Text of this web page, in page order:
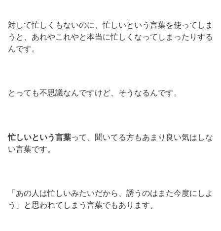
対して忙しくもないのに、忙しいという言葉を使ってしま
うと、あれやこれやと本当に忙しくなってしまったりする
んです。
とっても不思議なんですけど、そうなるんです。
忙しいという言葉って、聞いてる方もあまり良い気はしな
い言葉です。
「あの人は忙しいみたいだから、誘うのはまた今度にしよ
う」と思われてしまう言葉でもあります。